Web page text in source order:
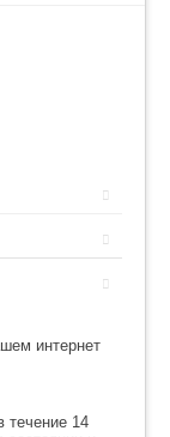
интернет
течение 14